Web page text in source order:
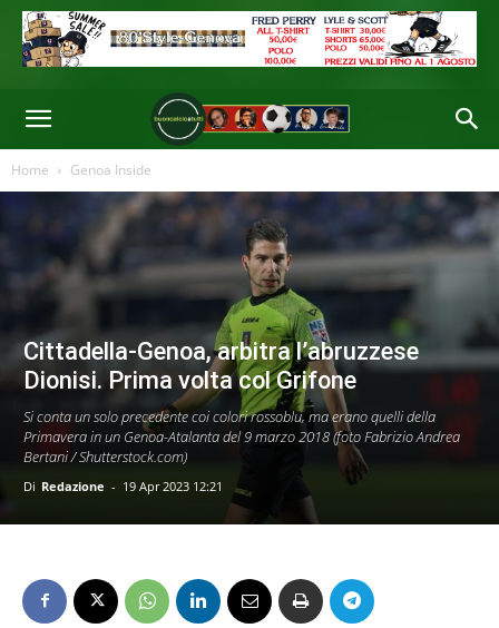
Home Genoa Inside
Cittadella-Genoa, arbitra l’abruzzese
Dionisi. Prima volta col Grifone
Si conta un solo precedente coi colori rossoblu, ma erano quelli della
Primavera in un Genoa-Atalanta del 9 marzo 2018 (foto Fabrizio Andrea
Bertani / Shutterstock.com)
Di Redazione - 19 Apr 2023 12:21